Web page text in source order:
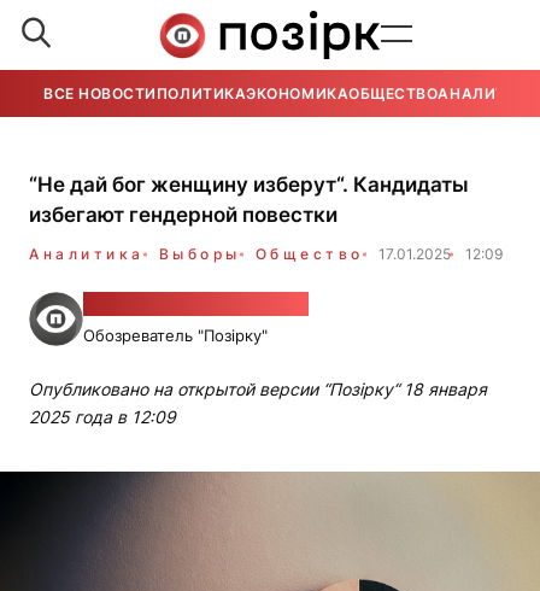
ВСЕ НОВОСТИ ПОЛИТИКАЭКОНОМИКАОБЩЕСТВОАНАЛИТИКА
“Не дай бог женщину изберут“. Кандидаты
избегают гендерной повестки
Аналитика Выборы Общество 17.01.2025 12:09
Обозреватель "Позірку"
Опубликовано на открытой версии “Позірку“ 18 января
2025 года в 12:09